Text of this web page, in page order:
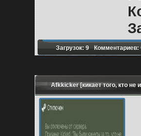
Загрузок: 9 Комментариев:
Afkkicker [кикает того, кто не